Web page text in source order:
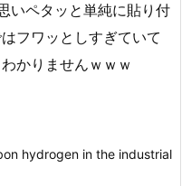
いペタッと単純に貼り付
フワッとしすぎていて
かりませんｗｗｗ
hydrogen in the industrial